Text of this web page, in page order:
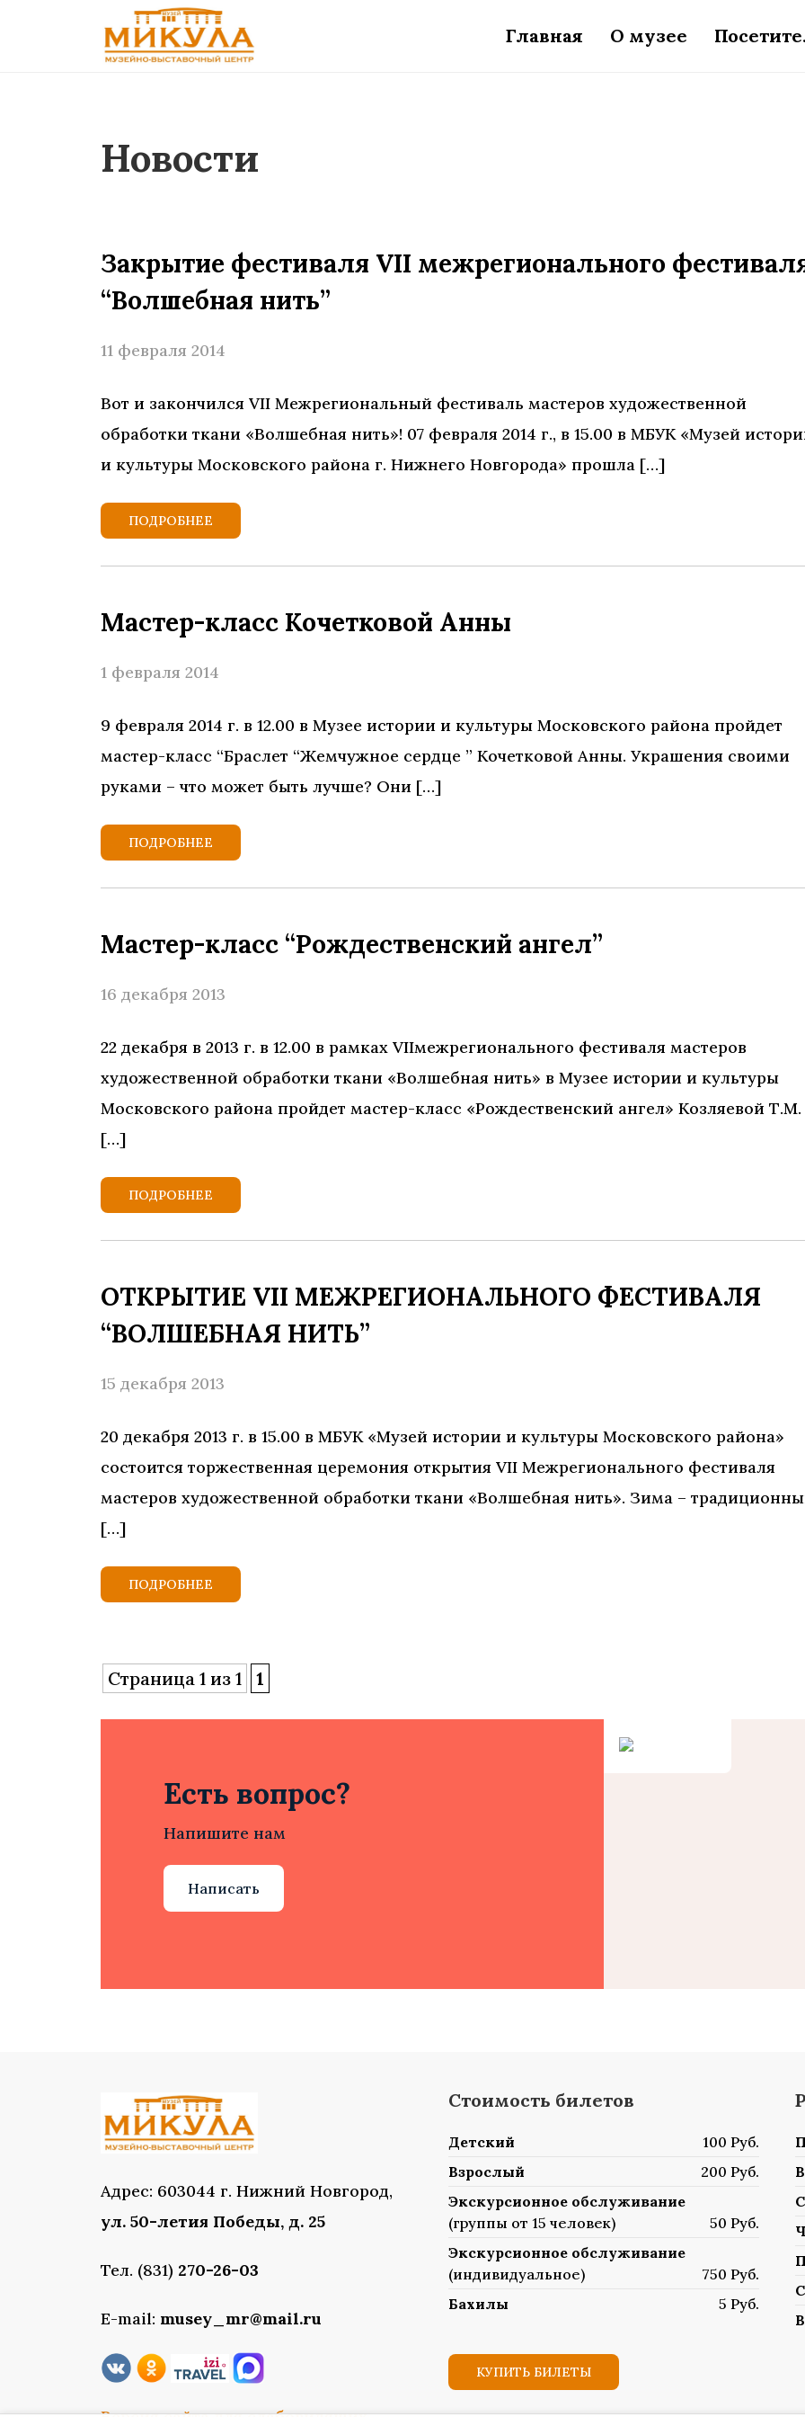
Главная О музее
Новости
Закрытие фестиваля VII межрегионального
“Волшебная нить”
11 февраля 2014
Вот и закончился VII Межрегиональный фестиваль мастеров художественной
обработки ткани «Волшебная нить»! 07 февраля 2014 г., в 15.00 в МБУК «Музей
и культуры Московского района г. Нижнего Новгорода» прошла […]
ПОДРОБНЕЕ
Мастер-класс Кочетковой Анны
1 февраля 2014
9 февраля 2014 г. в 12.00 в Музее истории и культуры Московского района пройдет
мастер-класс “Браслет “Жемчужное сердце ” Кочетковой Анны. Украшения своими
руками – что может быть лучше? Они […]
ПОДРОБНЕЕ
Мастер-класс “Рождественский ангел”
16 декабря 2013
22 декабря в 2013 г. в 12.00 в рамках VIIмежрегионального фестиваля мастеров
художественной обработки ткани «Волшебная нить» в Музее истории и культуры
Московского района пройдет мастер-класс «Рождественский ангел» Козляевой Т.М.
[…]
ПОДРОБНЕЕ
ОТКРЫТИЕ VII МЕЖРЕГИОНАЛЬНОГО ФЕСТИВАЛЯ
“ВОЛШЕБНАЯ НИТЬ”
15 декабря 2013
20 декабря 2013 г. в 15.00 в МБУК «Музей истории и культуры Московского района»
состоится торжественная церемония открытия VII Межрегионального фестиваля
мастеров художественной обработки ткани «Волшебная нить». Зима –
[…]
ПОДРОБНЕЕ
Страница 1 из 1 1
Есть вопрос?
Напишите нам
Написать
Адрес: 603044 г. Нижний Новгород,
ул. 50-летия Победы, д. 25
Тел. (831) 270-26-03
E-mail: musey_mr@mail.ru
Стоимость билетов
Детский
100 Руб.
Взрослый
200 Руб.
Экскурсионное обслуживание
(группы от 15 человек)
50 Руб.
Экскурсионное обслуживание
(индивидуальное)
750 Руб.
Бахилы
5 Руб.
КУПИТЬ БИЛЕТЫ